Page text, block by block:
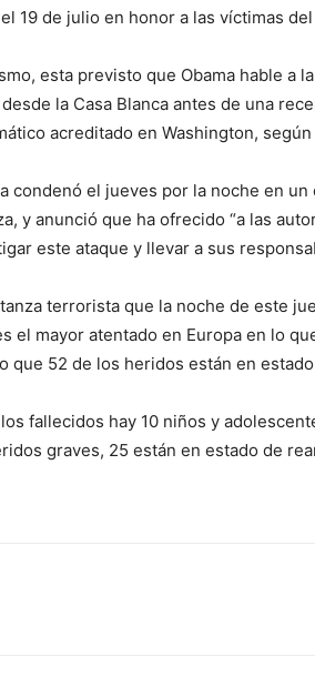
19 de julio en honor a las víctimas
esta previsto que Obama hable a
desde la Casa Blanca antes de una
acreditado en Washington,
condenó el jueves por la noche en
y anunció que ha ofrecido “a las
este ataque y llevar a sus
terrorista que la noche de este
el mayor atentado en Europa en lo
que 52 de los heridos están en
fallecidos hay 10 niños y
graves, 25 están en estado de